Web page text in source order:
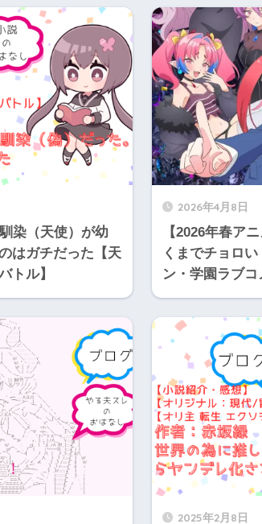
染（天使）が幼
はガチだった【天
トル】
2026年4月8日
【2026年春ア
くまでチョロ
ン・学園ラブコ
2025年2月8日